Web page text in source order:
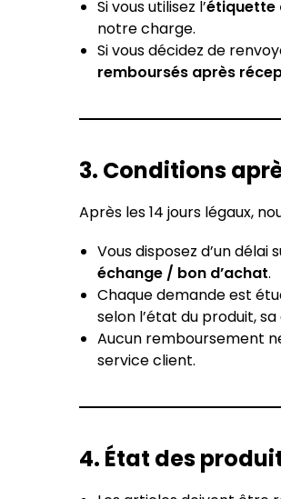
Si vous utilisez l’étiquette
notre charge.
Si vous décidez de
remboursés après
3. Conditions
Après les 14 jours légaux,
Vous disposez d’un délai
échange / bon d’achat.
Chaque demande est
selon l’état du produit,
Aucun remboursement
service client.
4. État des